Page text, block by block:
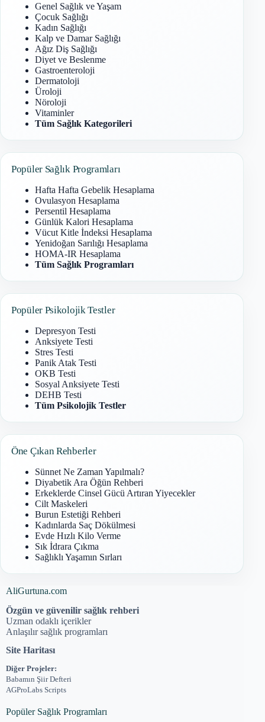
Genel Sağlık ve Yaşam
Çocuk Sağlığı
Kadın Sağlığı
Kalp ve Damar Sağlığı
Ağız Diş Sağlığı
Diyet ve Beslenme
Gastroenteroloji
Dermatoloji
Üroloji
Nöroloji
Vitaminler
Tüm Sağlık Kategorileri
Popüler Sağlık Programları
Hafta Hafta Gebelik Hesaplama
Ovulasyon Hesaplama
Persentil Hesaplama
Günlük Kalori Hesaplama
Vücut Kitle İndeksi Hesaplama
Yenidoğan Sarılığı Hesaplama
HOMA-IR Hesaplama
Tüm Sağlık Programları
Popüler Psikolojik Testler
Depresyon Testi
Anksiyete Testi
Stres Testi
Panik Atak Testi
OKB Testi
Sosyal Anksiyete Testi
DEHB Testi
Tüm Psikolojik Testler
Öne Çıkan Rehberler
Sünnet Ne Zaman Yapılmalı?
Diyabetik Ara Öğün Rehberi
Erkeklerde Cinsel Gücü Artıran Yiyecekler
Cilt Maskeleri
Burun Estetiği Rehberi
Kadınlarda Saç Dökülmesi
Evde Hızlı Kilo Verme
Sık İdrara Çıkma
Sağlıklı Yaşamın Sırları
AliGurtuna.com
Özgün ve güvenilir sağlık rehberi
Uzman odaklı içerikler
Anlaşılır sağlık programları
Site Haritası
Diğer Projeler:
Babamın Şiir Defteri
AGProLabs Scripts
Popüler Sağlık Programları